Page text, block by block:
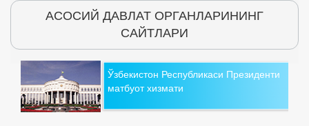
АСОСИЙ ДАВЛАТ ОРГАНЛАРИНИНГ
САЙТЛАРИ
Ўзбекистон Республикаси Президенти
матбуот хизмати